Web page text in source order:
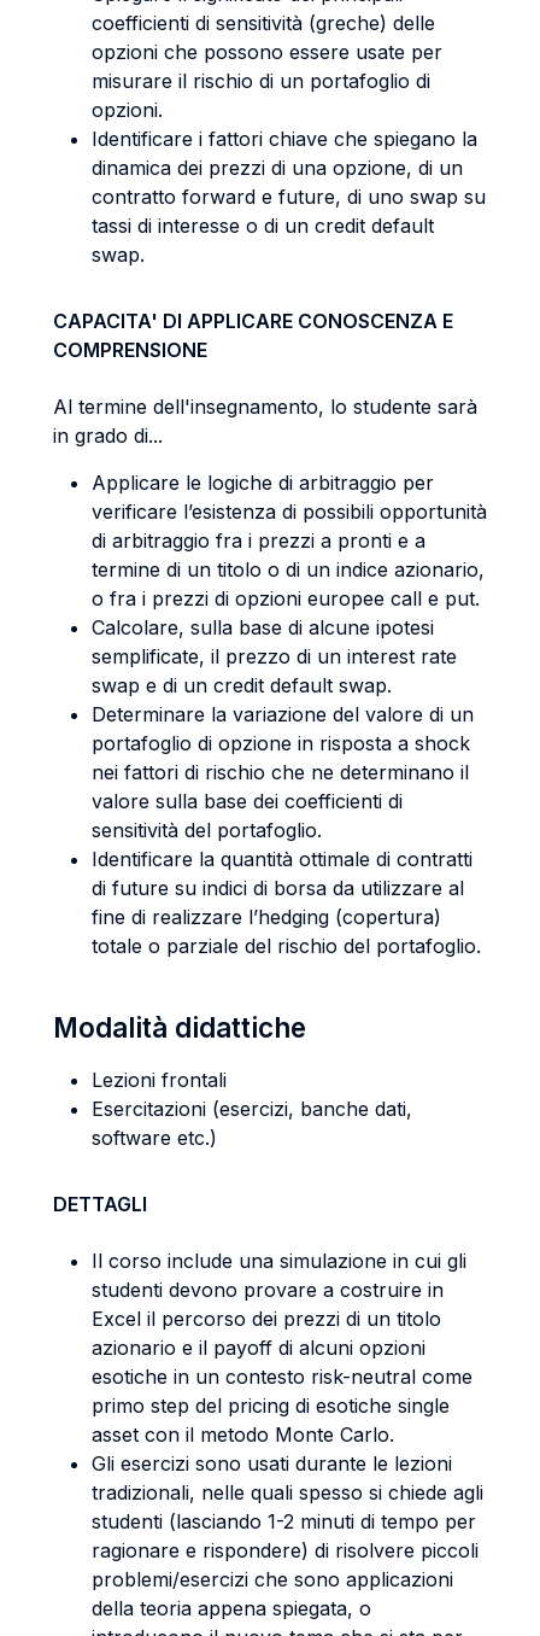
coefficienti di sensitività (greche) delle
opzioni che possono essere usate per
misurare il rischio di un portafoglio di
opzioni.
Identificare i fattori chiave che spiegano la
dinamica dei prezzi di una opzione, di un
contratto forward e future, di uno swap su
tassi di interesse o di un credit default
swap.
CAPACITA' DI APPLICARE CONOSCENZA E
COMPRENSIONE
Al termine dell'insegnamento, lo studente sarà
in grado di...
Applicare le logiche di arbitraggio per
verificare l’esistenza di possibili opportunità
di arbitraggio fra i prezzi a pronti e a
termine di un titolo o di un indice azionario,
o fra i prezzi di opzioni europee call e put.
Calcolare, sulla base di alcune ipotesi
semplificate, il prezzo di un interest rate
swap e di un credit default swap.
Determinare la variazione del valore di un
portafoglio di opzione in risposta a shock
nei fattori di rischio che ne determinano il
valore sulla base dei coefficienti di
sensitività del portafoglio.
Identificare la quantità ottimale di contratti
di future su indici di borsa da utilizzare al
fine di realizzare l’hedging (copertura)
totale o parziale del rischio del portafoglio.
Modalità didattiche
Lezioni frontali
Esercitazioni (esercizi, banche dati,
software etc.)
DETTAGLI
Il corso include una simulazione in cui gli
studenti devono provare a costruire in
Excel il percorso dei prezzi di un titolo
azionario e il payoff di alcuni opzioni
esotiche in un contesto risk-neutral come
primo step del pricing di esotiche single
asset con il metodo Monte Carlo.
Gli esercizi sono usati durante le lezioni
tradizionali, nelle quali spesso si chiede agli
studenti (lasciando 1-2 minuti di tempo per
ragionare e rispondere) di risolvere piccoli
problemi/esercizi che sono applicazioni
della teoria appena spiegata, o